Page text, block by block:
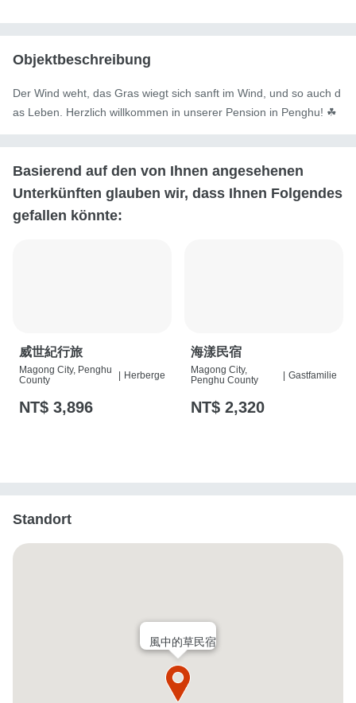
Objektbeschreibung
Der Wind weht, das Gras wiegt sich sanft im Wind, und so auch d
as Leben. Herzlich willkommen in unserer Pension in Penghu! ☘︎
Basierend auf den von Ihnen angesehenen
Unterkünften glauben wir, dass Ihnen Folgendes
gefallen könnte:
威世紀行旅
Magong City, Penghu
County
| Herberge
NT$ 3,896
海漾民宿
Magong City,
Penghu County
| Gastfamilie
NT$ 2,320
Standort
風中的草民宿